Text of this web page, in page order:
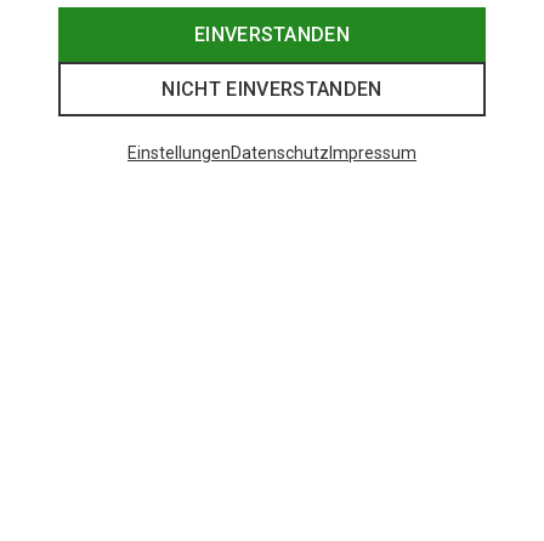
EINVERSTANDEN
NICHT EINVERSTANDEN
EinstellungenDatenschutz Impressum